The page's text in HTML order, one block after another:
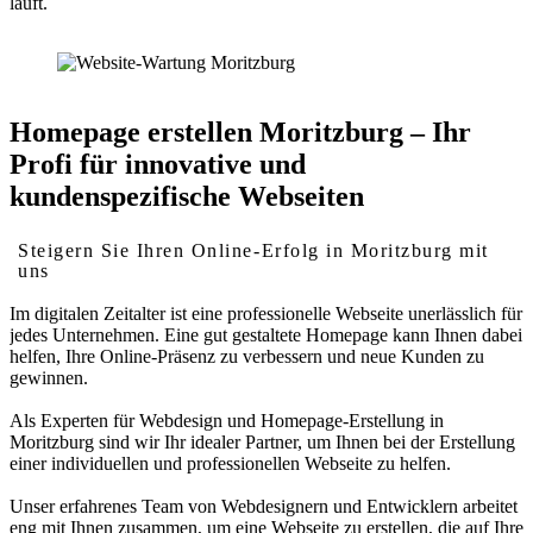
Homepage erstellen Moritzburg – Ihr
Profi für innovative und
kundenspezifische Webseiten
Steigern Sie Ihren Online-Erfolg in Moritzburg mit
uns
Im digitalen Zeitalter ist eine professionelle Webseite unerlässlich für
jedes Unternehmen. Eine gut gestaltete Homepage kann Ihnen dabei
helfen, Ihre Online-Präsenz zu verbessern und neue Kunden zu
gewinnen.
Als Experten für Webdesign und Homepage-Erstellung in
Moritzburg sind wir Ihr idealer Partner, um Ihnen bei der Erstellung
einer individuellen und professionellen Webseite zu helfen.
Unser erfahrenes Team von Webdesignern und Entwicklern arbeitet
eng mit Ihnen zusammen, um eine Webseite zu erstellen, die auf Ihre